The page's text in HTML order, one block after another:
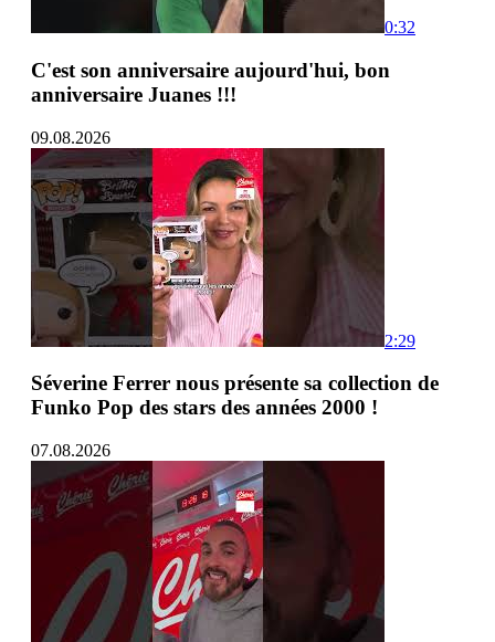
0:32
C'est son anniversaire aujourd'hui, bon
anniversaire Juanes !!!
09.08.2026
2:29
Séverine Ferrer nous présente sa collection de
Funko Pop des stars des années 2000 !
07.08.2026